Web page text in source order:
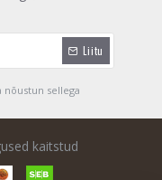
Liitu
nõustun sellega
kaitstud